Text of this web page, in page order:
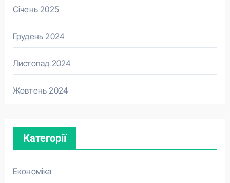
Січень 2025
Грудень 2024
Листопад 2024
Жовтень 2024
Категорії
Економіка